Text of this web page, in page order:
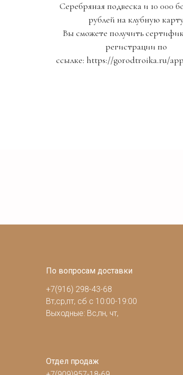
Серебряная подвеска и 10 000
рублей на клубную
Вы сможете получить
регистрации по
ссылке: https://gorodtroika.ru/
По вопросам доставки
+7(916) 298-43-68
Вт,ср,пт, сб с 10:00-19:00
Выходные: Вс,пн, чт,
Отдел продаж